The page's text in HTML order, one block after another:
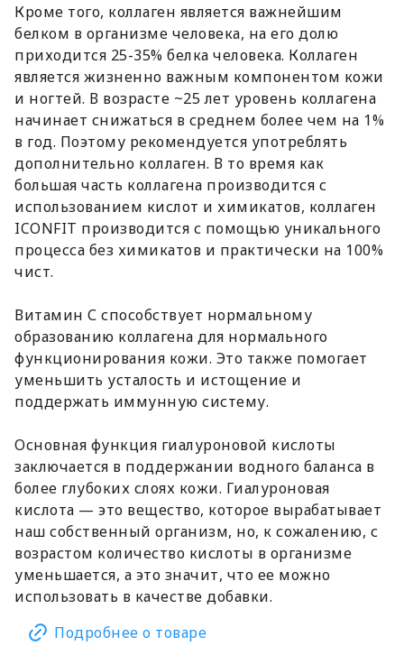
Кроме того, коллаген является важнейшим
белком в организме человека, на его долю
приходится 25-35% белка человека. Коллаген
является жизненно важным компонентом кожи
и ногтей. В возрасте ~25 лет уровень коллагена
начинает снижаться в среднем более чем на 1%
в год. Поэтому рекомендуется употреблять
дополнительно коллаген. В то время как
большая часть коллагена производится с
использованием кислот и химикатов, коллаген
ICONFIT производится с помощью уникального
процесса без химикатов и практически на 100%
чист.
Витамин С способствует нормальному
образованию коллагена для нормального
функционирования кожи. Это также помогает
уменьшить усталость и истощение и
поддержать иммунную систему.
Основная функция гиалуроновой кислоты
заключается в поддержании водного баланса в
более глубоких слоях кожи. Гиалуроновая
кислота — это вещество, которое вырабатывает
наш собственный организм, но, к сожалению, с
возрастом количество кислоты в организме
уменьшается, а это значит, что ее можно
использовать в качестве добавки.
Подробнее о товаре